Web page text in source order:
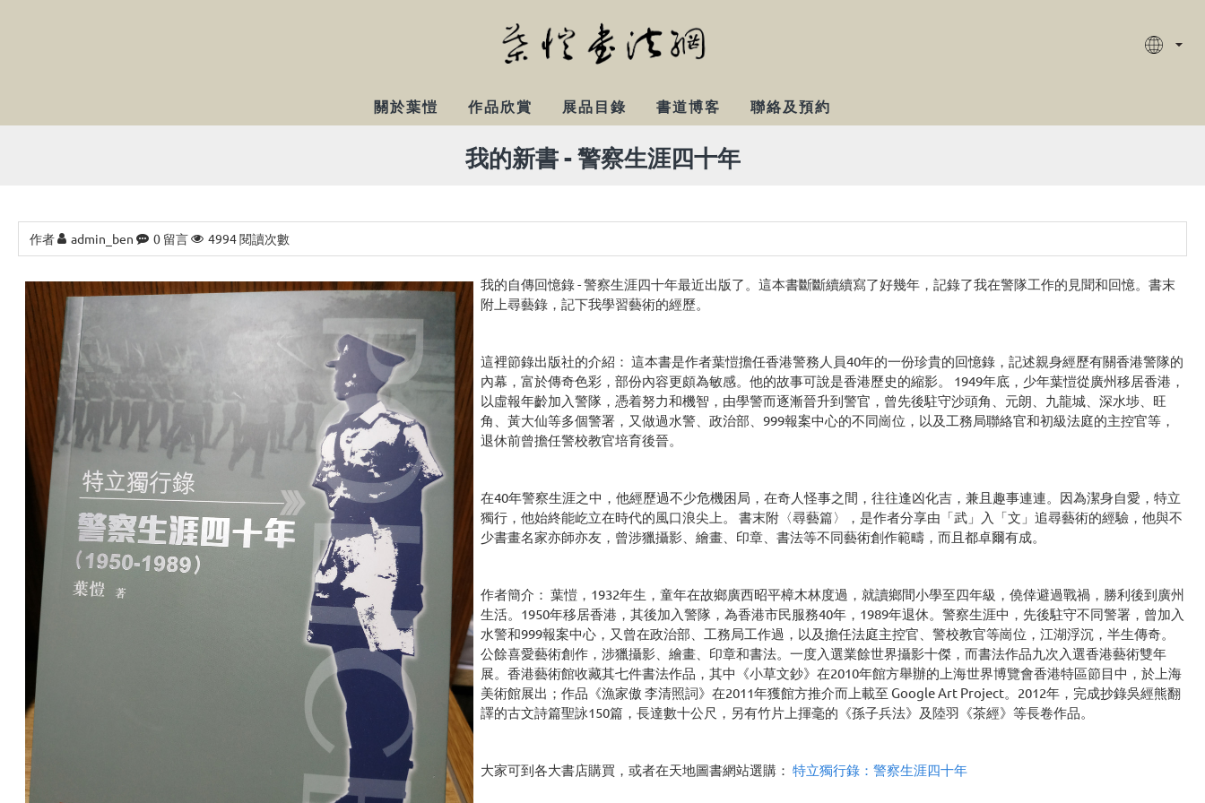
關於葉愷 作品欣賞 展品目錄 書道博客 聯絡及預約
我的新書 - 警察生涯四十年
作者 admin_ben 0 留言 4994 閱讀次數
我的自傳回憶錄 - 警察生涯四十年最近出版了。這本書斷斷續續寫了好幾年，記錄了我在警隊工作的見聞和回憶。書末
附上尋藝錄，記下我學習藝術的經歷。
這裡節錄出版社的介紹： 這本書是作者葉愷擔任香港警務人員40年的一份珍貴的回憶錄，記述親身經歷有關香港警隊的
內幕，富於傳奇色彩，部份內容更頗為敏感。他的故事可說是香港歷史的縮影。 1949年底，少年葉愷從廣州移居香港，
以虛報年齡加入警隊，憑着努力和機智，由學警而逐漸晉升到警官，曾先後駐守沙頭角、元朗、九龍城、深水埗、旺
角、黃大仙等多個警署，又做過水警、政治部、999報案中心的不同崗位，以及工務局聯絡官和初級法庭的主控官等，
退休前曾擔任警校教官培育後晉。
在40年警察生涯之中，他經歷過不少危機困局，在奇人怪事之間，往往逢凶化吉，兼且趣事連連。因為潔身自愛，特立
獨行，他始終能屹立在時代的風口浪尖上。 書末附〈尋藝篇〉，是作者分享由「武」入「文」追尋藝術的經驗，他與不
少書畫名家亦師亦友，曾涉獵攝影、繪畫、印章、書法等不同藝術創作範疇，而且都卓爾有成。
作者簡介： 葉愷，1932年生，童年在故鄉廣西昭平樟木林度過，就讀鄉間小學至四年級，僥倖避過戰禍，勝利後到廣州
生活。1950年移居香港，其後加入警隊，為香港市民服務40年，1989年退休。警察生涯中，先後駐守不同警署，曾加入
水警和999報案中心，又曾在政治部、工務局工作過，以及擔任法庭主控官、警校教官等崗位，江湖浮沉，半生傳奇。
公餘喜愛藝術創作，涉獵攝影、繪畫、印章和書法。一度入選業餘世界攝影十傑，而書法作品九次入選香港藝術雙年
展。香港藝術館收藏其七件書法作品，其中《小草文鈔》在2010年館方舉辦的上海世界博覽會香港特區節目中，於上海
美術館展出；作品《漁家傲 李清照詞》在2011年獲館方推介而上載至 Google Art Project。2012年，完成抄錄吳經熊翻
譯的古文詩篇聖詠150篇，長達數十公尺，另有竹片上揮毫的《孫子兵法》及陸羽《茶經》等長卷作品。
大家可到各大書店購買，或者在天地圖書網站選購： 特立獨行錄：警察生涯四十年